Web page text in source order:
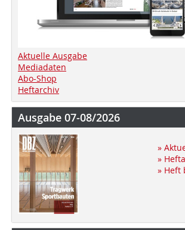
Aktuelle Ausgabe
Mediadaten
Abo-Shop
Heftarchiv
Ausgabe 07-08/2026
»
»
» Heft